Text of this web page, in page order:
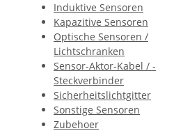
Induktive Sensoren
Kapazitive Sensoren
Optische Sensoren /
Lichtschranken
Sensor-Aktor-Kabel / -
Steckverbinder
Sicherheitslichtgitter
Sonstige Sensoren
Zubehoer